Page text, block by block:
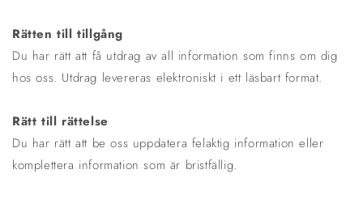
Rätten till tillgång
Du har rätt att få utdrag av all information som finns om dig
hos oss. Utdrag levereras elektroniskt i ett läsbart format.
Rätt till rättelse
Du har rätt att be oss uppdatera felaktig information eller
komplettera information som är bristfällig.